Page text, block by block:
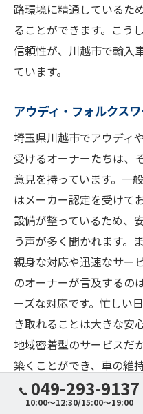
路環境に精通しているた
ることができます。こう
信頼性が、川越市で輸入
ています。
アウディ・フォルクス
埼玉県川越市でアウディ
受けるオーナーたちは、
意見を持っています。一
はメーカー認定を受けて
設備が整っているため、
う声が多く聞かれます。
親身な対応や迅速なサー
のオーナーが言及するの
ーズな対応です。忙しい
き取れることは大きな安
地域密着型のサービスだ
築くことができ、車の維
感じているようです。
049-293-9137
10:00～12:30/15:00～19:00